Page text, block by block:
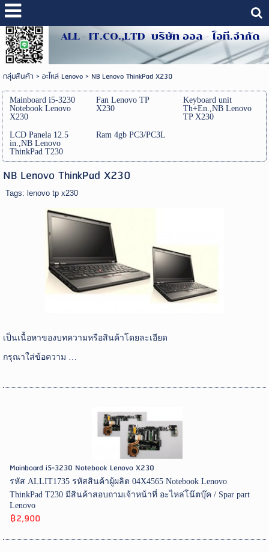
ALL - IT.CO.,LTD บริษัท ออล - ไอที.จำกัด
กลุ่มสินค้า > อะไหล่ Lenovo> NB Lenovo ThinkPad X230
Mainboard i5-3230
Notebook Lenovo
X230
Fan Lenovo TP
X230
Keyboard unit
Th+En.,NB Lenovo
TP X230
LCD Panela 12.5
in.,NB Lenovo
ThinkPad T230
Ram 4gb PC3/PC3L
NB Lenovo ThinkPad X230
Tags: lenovo tp x230
เป็นเนื้อหาของบทความหรือสินค้าโดยละเอียด
กรุณาใส่ข้อความ …
Mainboard i5-3230 Notebook Lenovo X230
รหัส ALLIT1735 รหัสสินค้าผู้ผลิต 04X4565 Notebook Lenovo
ThinkPad T230 มีสินค้าสอบถามเจ้าหน้าที่ อะไหล่โน๊ตบุ๊ค / Spar part
Lenovo
฿2,900